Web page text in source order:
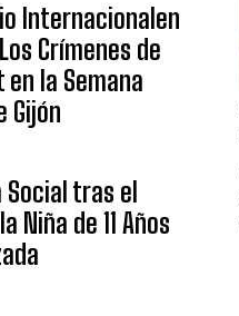
Internacionalen
Crímenes de
en la Semana
Gijón
Social tras el
Niña de 11 Años